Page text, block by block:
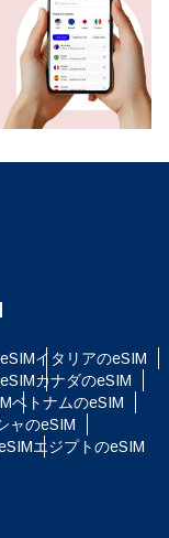
イタリアのeSIM
カナダのeSIM
ベトナムのeSIM
ャのeSIM
エジプトのeSIM